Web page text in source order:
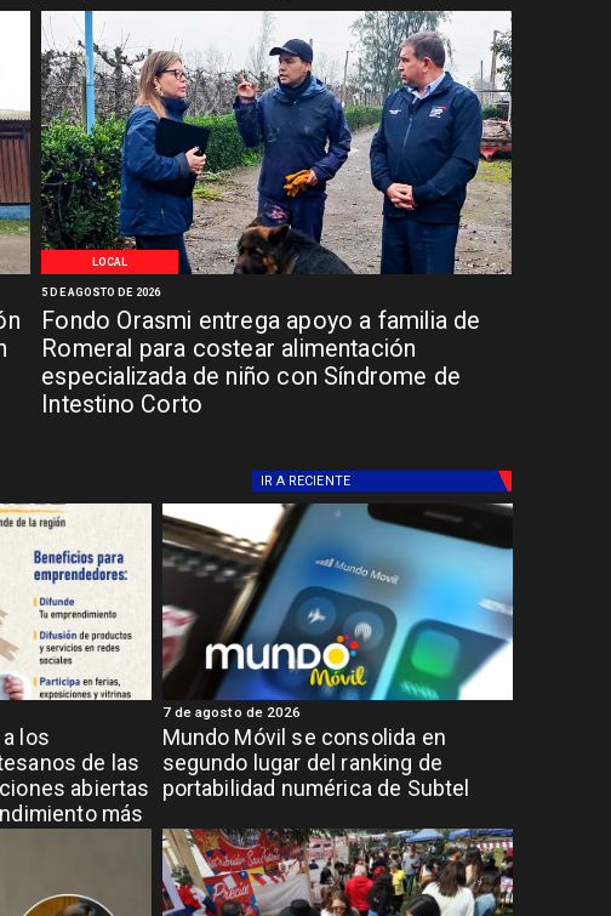
LOCAL
Fondo Orasmi entrega apoyo a familia de
Romeral para costear alimentación
especializada de niño con Síndrome de
Intestino Corto
5 DE AGOSTO DE 2026
IR A RECIENTE
los
de las
abiertas
más
Mundo Móvil se consolida en
segundo lugar del ranking de
portabilidad numérica de Subtel
7 de agosto de 2026